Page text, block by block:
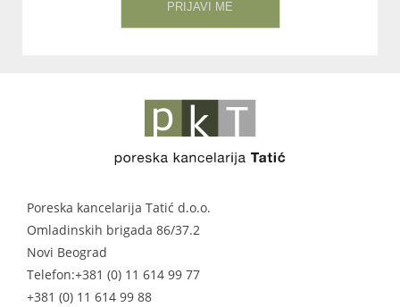
Poreska kancelarija Tatić d.o.o.
Omladinskih brigada 86/37.2
Novi Beograd
Telefon:+381 (0) 11 614 99 77
+381 (0) 11 614 99 88